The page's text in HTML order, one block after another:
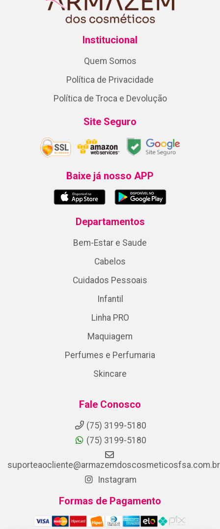
Institucional
Quem Somos
Política de Privacidade
Política de Troca e Devolução
Site Seguro
Baixe já nosso APP
Departamentos
Bem-Estar e Saude
Cabelos
Cuidados Pessoais
Infantil
Linha PRO
Maquiagem
Perfumes e Perfumaria
Skincare
Fale Conosco
(75) 3199-5180
(75) 3199-5180
suporteaocliente@armazemdoscosmeticosfsa.com.br
Instagram
Formas de Pagamento